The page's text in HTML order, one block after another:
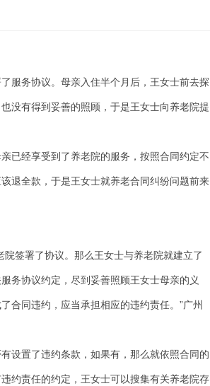
务协议。母亲入住半个月后，王女士前去探
没有得到妥善的照顾，于是王女士向养老院提
经享受到了养老院的服务，按照合同约定不
退全款，于是王女士就养老合同纠纷问题前来
签署了协议。那么王女士与养老院就建立了
务协议约定，尽到妥善照顾王女士母亲的义
合同违约，应当承担相应的违约责任。”广州
置了违约条款，如果有，那么就依照合同的
约责任的约定，王女士可以搜集有关养老院存